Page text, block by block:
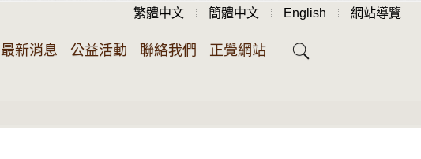
繁體中文 簡體中文 English 網站導覽
最新消息 公益活動 聯絡我們 正覺網站